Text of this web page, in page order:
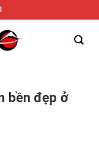
bền đẹp ở